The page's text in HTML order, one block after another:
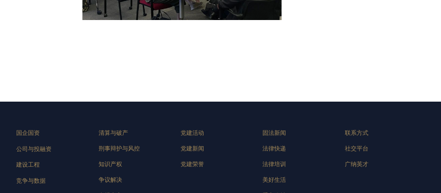
公司与投融资
建设工程
竞争与数据
国企国资
刑事辩护与风控
知识产权
争议解决
清算与破产
党建新闻
党建荣誉
党建活动
法律快递
法律培训
美好生活
固法新闻
社交平台
广纳英才
联系方式